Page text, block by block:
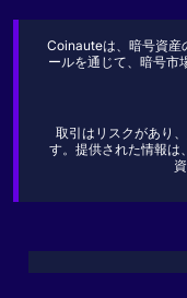
Coinauteは、暗号資産
ールを通じて、暗号市
取引はリスクがあり
す。提供された情報は